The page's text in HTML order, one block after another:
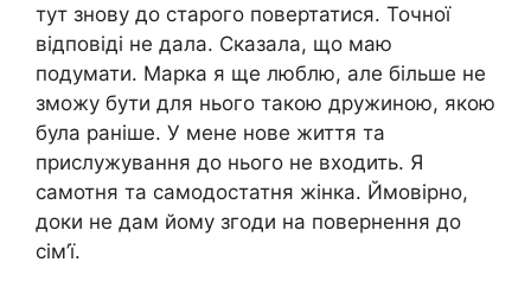
тут знову до старого повертатися. Точної
відповіді не дала. Сказала, що маю
подумати. Марка я ще люблю, але більше не
зможу бути для нього такою дружиною, якою
була раніше. У мене нове життя та
прислужування до нього не входить. Я
самотня та самодостатня жінка. Ймовірно,
доки не дам йому згоди на повернення до
сім’ї.